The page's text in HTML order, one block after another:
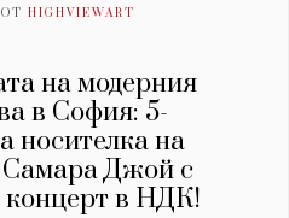
ОТHIGHVIEWART
на модерния
в София: 5-
носителка на
Самара Джой с
концерт в НДК!